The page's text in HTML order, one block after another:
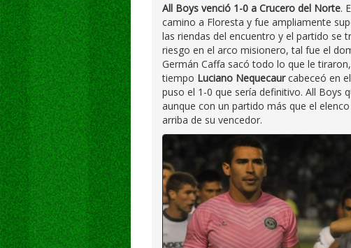
All Boys venció 1-0 a Crucero del Norte.
camino a Floresta y fue ampliamente
las riendas del encuentro y el partido se
riesgo en el arco misionero, tal fue el
Germán Caffa sacó todo lo que le
tiempo Luciano Nequecaurcabeceó en
puso el 1-0 que sería definitivo. All Boys
aunque con un partido más que el
arriba de su vencedor.